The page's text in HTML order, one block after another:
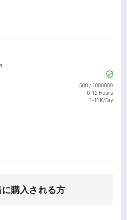
500 / 1000000
0-12 Hours
1-10K/Day
に購入される方